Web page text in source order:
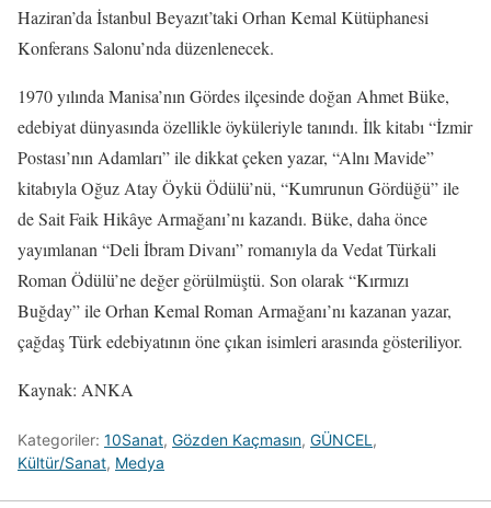
Haziran’da İstanbul Beyazıt’taki Orhan Kemal Kütüphanesi
Konferans Salonu’nda düzenlenecek.
1970 yılında Manisa’nın Gördes ilçesinde doğan Ahmet Büke,
edebiyat dünyasında özellikle öyküleriyle tanındı. İlk kitabı “İzmir
Postası’nın Adamları” ile dikkat çeken yazar, “Alnı Mavide”
kitabıyla Oğuz Atay Öykü Ödülü’nü, “Kumrunun Gördüğü” ile
de Sait Faik Hikâye Armağanı’nı kazandı. Büke, daha önce
yayımlanan “Deli İbram Divanı” romanıyla da Vedat Türkali
Roman Ödülü’ne değer görülmüştü. Son olarak “Kırmızı
Buğday” ile Orhan Kemal Roman Armağanı’nı kazanan yazar,
çağdaş Türk edebiyatının öne çıkan isimleri arasında gösteriliyor.
Kaynak: ANKA
Kategoriler: 10Sanat, Gözden Kaçmasın, GÜNCEL,
Kültür/Sanat, Medya